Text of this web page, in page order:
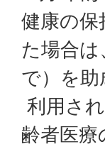
健康の保
た場合
で）を助
利用さ
齢者医